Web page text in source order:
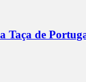
Taça de